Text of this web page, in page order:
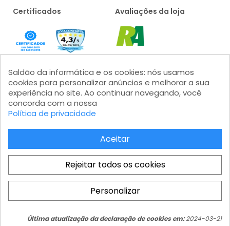
Total
R$ 426,55
Certificados Avaliações da loja
Formas de pagamento
Saldão da Informática LTDA - CNPJ: 15.383.046/0001-04 - IE:
- SP - Modular 2 - Castelo Branco - Galpão 08 - CEP 06460-200
Saldão da informática e os cookies: nós usamos
cookies para personalizar anúncios e melhorar a sua
experiência no site. Ao continuar navegando, você
concorda com a nossa
Política de privacidade
Aceitar
Rejeitar todos os cookies
Personalizar
Última atualização da declaração de cookies em:2024-03-21